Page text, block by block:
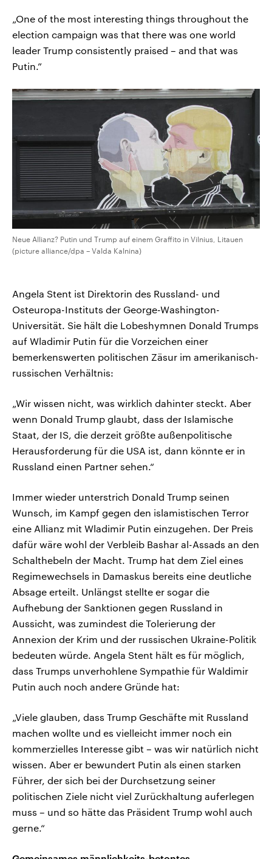
„One of the most interesting things throughout the
election campaign was that there was one world
leader Trump consistently praised – and that was
Putin.”
Neue Allianz? Putin und Trump auf einem Graffito in Vilnius, Litauen
(picture alliance/dpa – Valda Kalnina)
Angela Stent ist Direktorin des Russland- und
Osteuropa-Instituts der George-Washington-
Universität. Sie hält die Lobeshymnen Donald Trumps
auf Wladimir Putin für die Vorzeichen einer
bemerkenswerten politischen Zäsur im amerikanisch-
russischen Verhältnis:
„Wir wissen nicht, was wirklich dahinter steckt. Aber
wenn Donald Trump glaubt, dass der Islamische
Staat, der IS, die derzeit größte außenpolitische
Herausforderung für die USA ist, dann könnte er in
Russland einen Partner sehen.“
Immer wieder unterstrich Donald Trump seinen
Wunsch, im Kampf gegen den islamistischen Terror
eine Allianz mit Wladimir Putin einzugehen. Der Preis
dafür wäre wohl der Verbleib Bashar al-Assads an den
Schalthebeln der Macht. Trump hat dem Ziel eines
Regimewechsels in Damaskus bereits eine deutliche
Absage erteilt. Unlängst stellte er sogar die
Aufhebung der Sanktionen gegen Russland in
Aussicht, was zumindest die Tolerierung der
Annexion der Krim und der russischen Ukraine-Politik
bedeuten würde. Angela Stent hält es für möglich,
dass Trumps unverhohlene Sympathie für Waldimir
Putin auch noch andere Gründe hat:
„Viele glauben, dass Trump Geschäfte mit Russland
machen wollte und es vielleicht immer noch ein
kommerzielles Interesse gibt – was wir natürlich nicht
wissen. Aber er bewundert Putin als einen starken
Führer, der sich bei der Durchsetzung seiner
politischen Ziele nicht viel Zurückhaltung auferlegen
muss – und so hätte das Präsident Trump wohl auch
gerne.“